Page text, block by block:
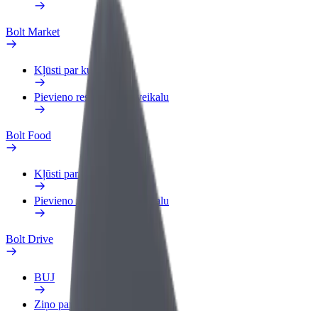
Bolt Market
Kļūsti par kurjeru
Pievieno restorānu vai veikalu
Bolt Food
Kļūsti par kurjeru
Pievieno restorānu vai veikalu
Bolt Drive
BUJ
Ziņo par transportlīdzekli